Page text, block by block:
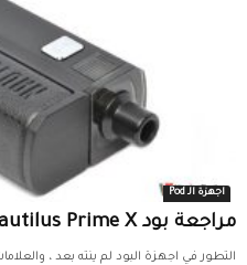
اجهزة الـ Pod
مراجعة بود Nautilus Prime X من شركة Aspire
التطور في اجهزة البود لم ينته بعد ،